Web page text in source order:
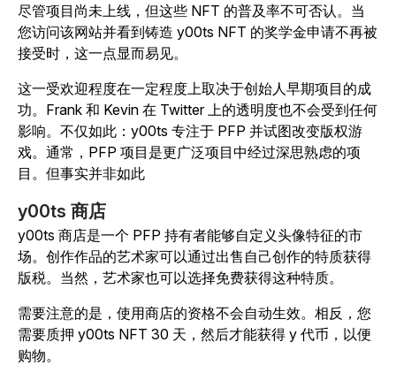
尽管项目尚未上线，但这些 NFT 的普及率不可否认。当
您访问该网站并看到铸造 y00ts NFT 的奖学金申请不再被
接受时，这一点显而易见。
这一受欢迎程度在一定程度上取决于创始人早期项目的成
功。Frank 和 Kevin 在 Twitter 上的透明度也不会受到任何
影响。不仅如此：y00ts 专注于 PFP 并试图改变版权游
戏。通常，PFP 项目是更广泛项目中经过深思熟虑的项
目。但事实并非如此
y00ts 商店
y00ts 商店是一个 PFP 持有者能够自定义头像特征的市
场。创作作品的艺术家可以通过出售自己创作的特质获得
版税。当然，艺术家也可以选择免费获得这种特质。
需要注意的是，使用商店的资格不会自动生效。相反，您
需要质押 y00ts NFT 30 天，然后才能获得 y 代币，以便
购物。